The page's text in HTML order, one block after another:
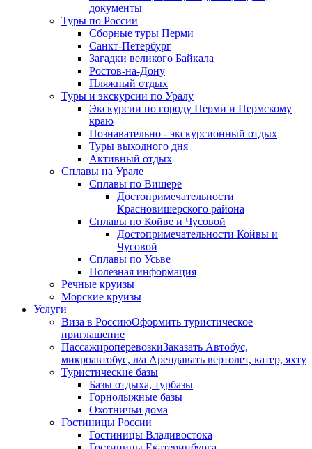
документы
Туры по России
Сборные туры Перми
Санкт-Петербург
Загадки великого Байкала
Ростов-на-Дону
Пляжный отдых
Туры и экскурсии по Уралу
Экскурсии по городу Перми и Пермскому
краю
Познавательно - экскурсионный отдых
Туры выходного дня
Активный отдых
Сплавы на Урале
Сплавы по Вишере
Достопримечательности
Красновишерского района
Сплавы по Койве и Чусовой
Достопримечательности Койвы и
Чусовой
Сплавы по Усьве
Полезная информация
Речные круизы
Морские круизы
Услуги
Виза в РоссиюОформить туристическое
приглашение
ПассажироперевозкиЗаказать Автобус,
микроавтобус, л/а Арендавать вертолет, катер, яхту
Туристические базы
Базы отдыха, турбазы
Горнолыжные базы
Охотничьи дома
Гостиницы России
Гостиницы Владивостока